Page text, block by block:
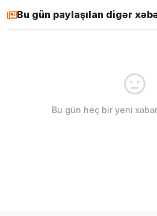
Bu gün paylaşılan digər
Bu gün heç bir yeni